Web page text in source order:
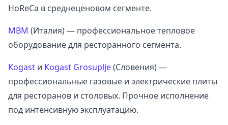
HoReCa в среднеценовом сегменте.
MBM (Италия) — профессиональное тепловое
оборудование для ресторанного сегмента.
Kogast и Kogast Grosuplje(Словения) —
профессиональные газовые и электрические плиты
для ресторанов и столовых. Прочное исполнение
под интенсивную эксплуатацию.